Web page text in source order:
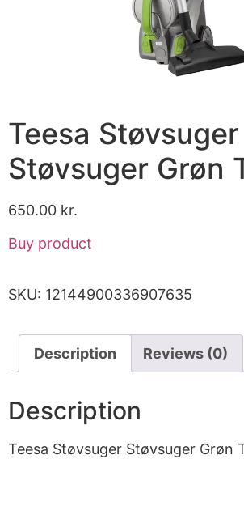
Teesa Støvsuger
Støvsuger Grøn
650.00 kr.
Buy product
SKU: 12144900336907635
Description Reviews (0)
Description
Teesa Støvsuger Støvsuger Grøn